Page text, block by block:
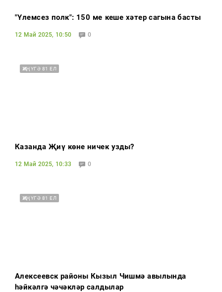
"Үлемсез полк": 150 мең кеше хәтер сагына басты
12 Май 2025, 10:50 0
ҖИҢҮГӘ 81 ЕЛ
Казанда Җиңү көне ничек узды?
12 Май 2025, 10:33 0
ҖИҢҮГӘ 81 ЕЛ
Алексеевск районы Кызыл Чишмә авылында
һәйкәлгә чәчәкләр салдылар